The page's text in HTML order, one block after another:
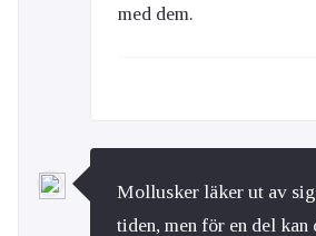
med dem.
Mollusker läker ut av
tiden, men för en del kan